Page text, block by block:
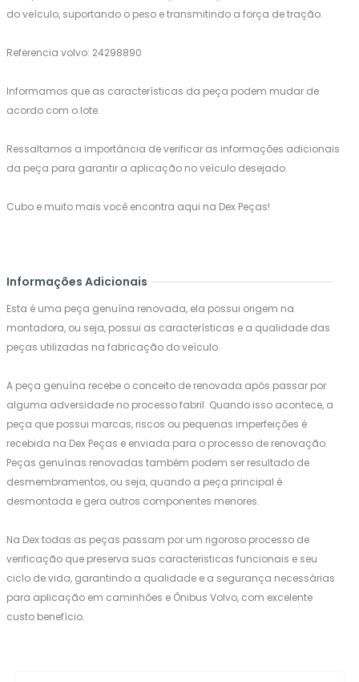
do veículo, suportando o peso e transmitindo a força de tração.
Referencia volvo: 24298890
Informamos que as características da peça podem mudar de
acordo com o lote.
Ressaltamos a importância de verificar as informações adicionais
da peça para garantir a aplicação no veículo desejado.
Cubo e muito mais você encontra aqui na Dex Peças!
Informações Adicionais
Esta é uma peça genuína renovada, ela possui origem na
montadora, ou seja, possui as características e a qualidade das
peças utilizadas na fabricação do veículo.
A peça genuína recebe o conceito de renovada após passar por
alguma adversidade no processo fabril. Quando isso acontece, a
peça que possui marcas, riscos ou pequenas imperfeições é
recebida na Dex Peças e enviada para o processo de renovação.
Peças genuínas renovadas também podem ser resultado de
desmembramentos, ou seja, quando a peça principal é
desmontada e gera outros componentes menores.
Na Dex todas as peças passam por um rigoroso processo de
verificação que preserva suas caracteristicas funcionais e seu
ciclo de vida, garantindo a qualidade e a segurança necessárias
para aplicação em caminhões e Ônibus Volvo, com excelente
custo benefício.